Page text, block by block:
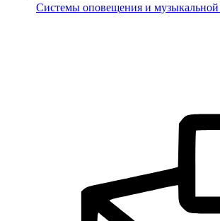
Системы оповещения и музыкальной